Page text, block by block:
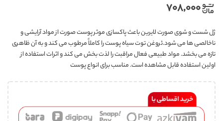
۷۰۸,۰۰۰
ژل شست و شوی صورت لایرین باعث پاکسازی موثر پوست صورت از مواد آرایشی و
ناخالصی ها می شود.ئروغن توت سیاه پوست را کاملاً مرطوب می کند و به آن ظاهری
تازه می بخشد. مواد طبیعی فعال مراقبت را لذت بخش می کند و اثرات استفاده از
اولین استفاده قابل مشاهده است. مناسب برای انواع پوست